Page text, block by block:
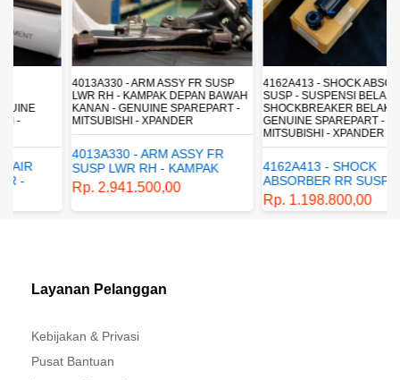
4013A330 - ARM ASSY FR SUSP
LWR RH - KAMPAK DEPAN BAWAH
KANAN - GENUINE SPAREPART -
MITSUBISHI - XPANDER
4013A330 - ARM ASSY FR
SUSP LWR RH - KAMPAK
DEPAN BAWAH KANAN -
GENUINE SPAREPART -
MITSUBISHI - XPANDER
Rp. 2.941.500,00
4162A413 - SHOCK ABSORBER RR
SUSP - SUSPENSI BELAKANG -
SHOCKBREAKER BELAKANG -
GENUINE SPAREPART -
MITSUBISHI - XPANDER
4162A413 - SHOCK
ABSORBER RR SUSP -
SUSPENSI BELAKANG -
SHOCKBREAKER BELAKANG
Rp. 1.198.800,00
Layanan Pelanggan
Kebijakan & Privasi
Pusat Bantuan